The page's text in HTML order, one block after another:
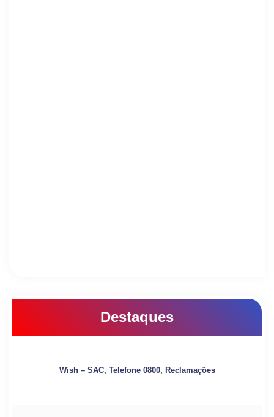
Destaques
Wish – SAC, Telefone 0800, Reclamações